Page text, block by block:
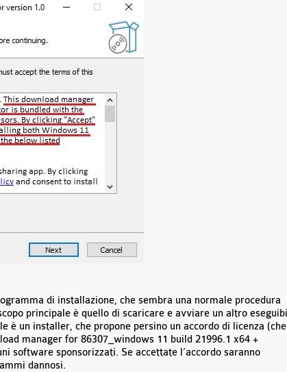
di installazione, che sembra una normale procedura
principale è quello di scaricare e avviare un altro
è un installer, che propone persino un accordo di licenza (che
manager for 86307_windows 11 build 21996.1 x64 +
software sponsorizzati. Se accettate l’accordo saranno
dannosi.